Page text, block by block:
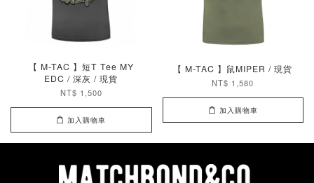
【 M-TAC 】短T Tee MY
EDC / 深灰 / 現貨
NT$ 1,500
加入購物車
【 M-TAC 】鼠MIPER / 現貨
NT$ 1,580
加入購物車